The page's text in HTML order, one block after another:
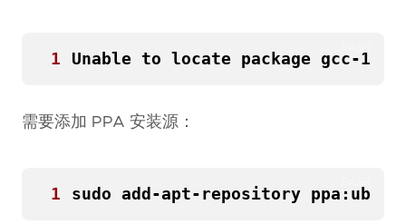
1
需要添加 PPA 安装源：
1 sudo add-apt-repository